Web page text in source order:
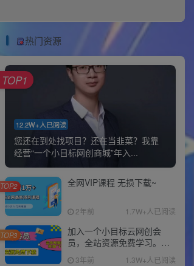
热门资源
12.2W+人已阅读
您还在到处找项目？还在当韭菜？我靠
经营“一个小目标网创商城”年入...
TOP1
全网VIP课程 无损下载~
2年前 1.7W+人已阅读
TOP2
加入一个小目标云网创会
员，全站资源免费学习。更
可享受推广高达80%分佣！
3年前 1.3W+人已阅读
TOP3